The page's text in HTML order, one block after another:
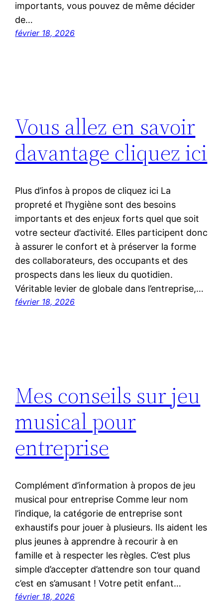
importants, vous pouvez de même décider
de…
février 18, 2026
Vous allez en savoir
davantage cliquez ici
Plus d’infos à propos de cliquez ici La
propreté et l’hygiène sont des besoins
importants et des enjeux forts quel que soit
votre secteur d’activité. Elles participent donc
à assurer le confort et à préserver la forme
des collaborateurs, des occupants et des
prospects dans les lieux du quotidien.
Véritable levier de globale dans l’entreprise,…
février 18, 2026
Mes conseils sur jeu
musical pour
entreprise
Complément d’information à propos de jeu
musical pour entreprise Comme leur nom
l’indique, la catégorie de entreprise sont
exhaustifs pour jouer à plusieurs. Ils aident les
plus jeunes à apprendre à recourir à en
famille et à respecter les règles. C’est plus
simple d’accepter d’attendre son tour quand
c’est en s’amusant ! Votre petit enfant…
février 18, 2026